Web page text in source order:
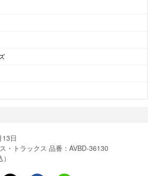
日
・トラックス 品番：AVBD-36130